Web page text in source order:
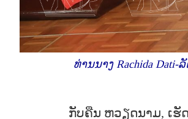
ທ່ານນາງ Rachida
ກັບຄືນ ຫວຽດນາມ, ເຮັ